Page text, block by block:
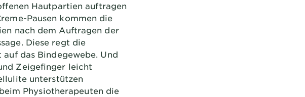
Hautpartien auftragen
Pausen kommen die
nach dem Auftragen der
Diese regt die
das Bindegewebe. Und
Zeigefinger leicht
unterstützen
Physiotherapeuten die